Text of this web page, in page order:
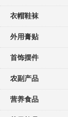
衣帽鞋袜
外用膏贴
首饰摆件
农副产品
营养食品